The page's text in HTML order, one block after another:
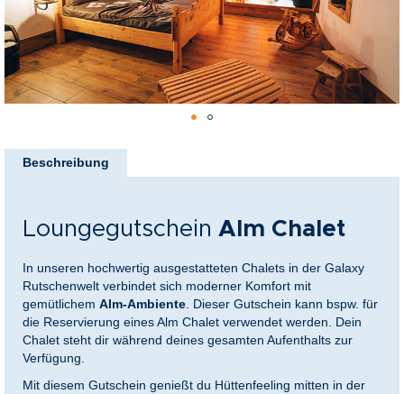
Anfang
Beschreibung
Loungegutschein Alm Chalet
In unseren hochwertig ausgestatteten Chalets in der Galaxy
Rutschenwelt verbindet sich moderner Komfort mit
gemütlichem Alm-Ambiente. Dieser Gutschein kann bspw. für
die Reservierung eines Alm Chalet verwendet werden. Dein
Chalet steht dir während deines gesamten Aufenthalts zur
Verfügung.
Mit diesem Gutschein genießt du Hüttenfeeling mitten in der
für Paare
für Familien